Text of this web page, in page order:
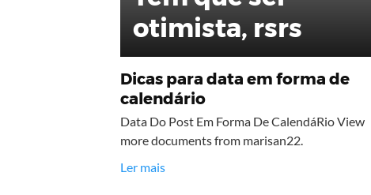
otimista, rsrs
Dicas para data em forma de
calendário
Data Do Post Em Forma De CalendáRio View
more documents from marisan22.
Ler mais